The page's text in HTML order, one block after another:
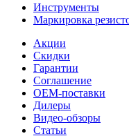
Инструменты
Маркировка
Акции
Скидки
Гарантии
Соглашение
OEM-поставки
Дилеры
Видео-обзоры
Статьи